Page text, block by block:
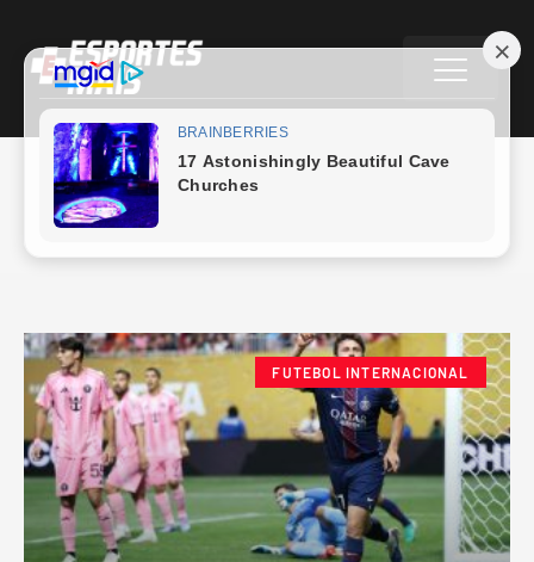
FUTEBOL INTERNACIONAL